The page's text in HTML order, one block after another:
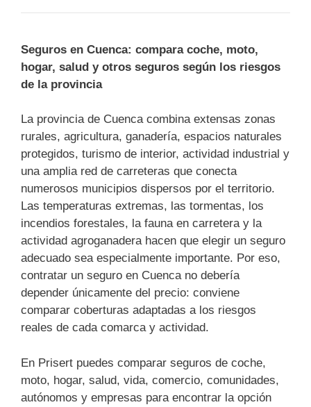
Seguros en Cuenca: compara coche, moto,
hogar, salud y otros seguros según los riesgos
de la provincia
La provincia de Cuenca combina extensas zonas
rurales, agricultura, ganadería, espacios naturales
protegidos, turismo de interior, actividad industrial y
una amplia red de carreteras que conecta
numerosos municipios dispersos por el territorio.
Las temperaturas extremas, las tormentas, los
incendios forestales, la fauna en carretera y la
actividad agroganadera hacen que elegir un seguro
adecuado sea especialmente importante. Por eso,
contratar un seguro en Cuenca no debería
depender únicamente del precio: conviene
comparar coberturas adaptadas a los riesgos
reales de cada comarca y actividad.
En Prisert puedes comparar seguros de coche,
moto, hogar, salud, vida, comercio, comunidades,
autónomos y empresas para encontrar la opción